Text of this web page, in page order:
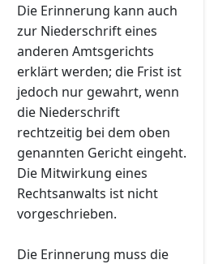
Die Erinnerung kann auch
zur Niederschrift eines
anderen Amtsgerichts
erklärt werden; die Frist ist
jedoch nur gewahrt, wenn
die Niederschrift
rechtzeitig bei dem oben
genannten Gericht eingeht.
Die Mitwirkung eines
Rechtsanwalts ist nicht
vorgeschrieben.
Die Erinnerung muss die